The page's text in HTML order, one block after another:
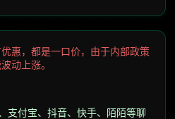
惠，都是一口价，由于内部政策
动上涨。
支付宝、抖音、快手、陌陌等聊